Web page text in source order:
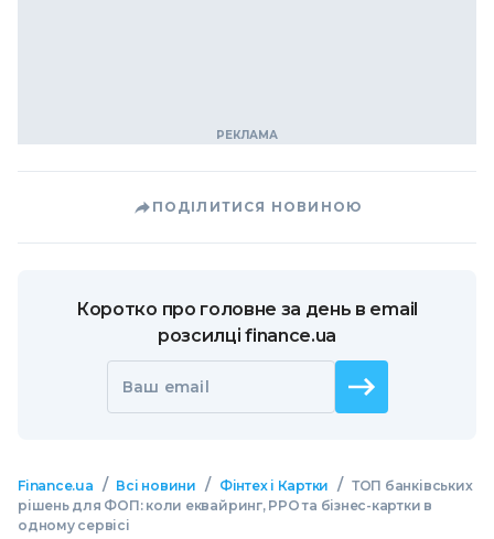
ПОДІЛИТИСЯ НОВИНОЮ
Коротко про головне за день в email
розсилці finance.ua
Ваш email
Finance.ua / Всі новини / Фінтех і Картки / ТОП банківських
рішень для ФОП: коли еквайринг, РРО та бізнес-картки в
одному сервісі